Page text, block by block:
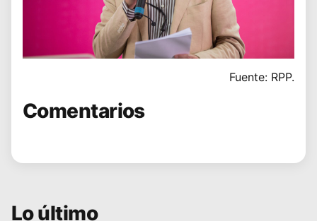
Fuente: RPP.
Comentarios
Lo último